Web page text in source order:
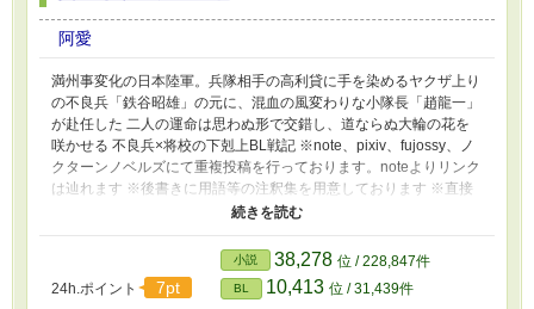
阿愛
満州事変化の日本陸軍。兵隊相手の高利貸に手を染めるヤクザ上り
の不良兵「鉄谷昭雄」の元に、混血の風変わりな小隊長「趙龍一」
が赴任した 二人の運命は思わぬ形で交錯し、道ならぬ大輪の花を
咲かせる 不良兵×将校の下剋上BL戦記 ※note、pixiv、fujossy、ノ
クターンノベルズにて重複投稿を行っております。noteよりリンク
は辿れます ※後書きに用語等の注釈集を用意しております ※直接
のサポートはnoteまたはBOOTHにてお願いいたします 【note】
https://note.com/ahai_rainbow/n/na0ed227a3f63?
magazine_key=mf4183aa0f8fb
24h.ポイント 7pt
小説 38,278 位 / 228,847件
BL 10,413 位 / 31,439件